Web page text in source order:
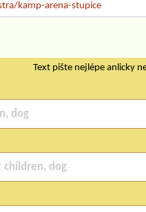
kamp-arena-stupice
Text pište nejlépe anlicky